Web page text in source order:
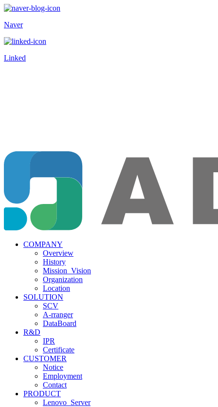
Naver
Linked
COMPANY
Overview
History
Mission_Vision
Organization
Location
SOLUTION
SCV
A-rranger
DataBoard
R&D
IPR
Certificate
CUSTOMER
Notice
Employment
Contact
PRODUCT
Lenovo_Server